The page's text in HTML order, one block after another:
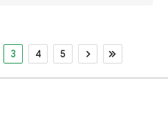
3 4 5